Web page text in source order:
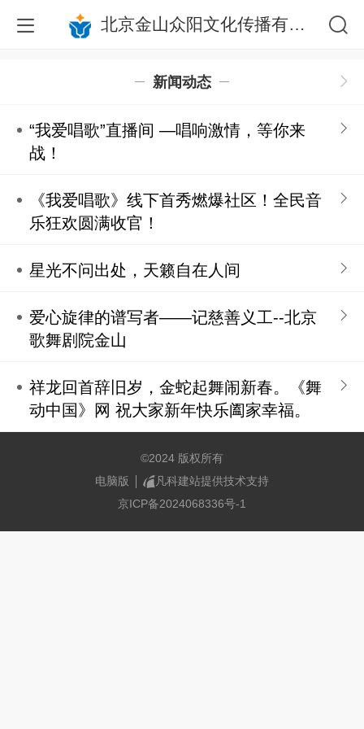
北京金山众阳文化传播有限公司
新闻动态
“我爱唱歌”直播间 —唱响激情，等你来
战！
《我爱唱歌》线下首秀燃爆社区！全民音
乐狂欢圆满收官！
星光不问出处，天籁自在人间
爱心旋律的谱写者——记慈善义工--北京
歌舞剧院金山
祥龙回首辞旧岁，金蛇起舞闹新春。《舞
动中国》网 祝大家新年快乐阖家幸福。
©2024 版权所有
电脑版
凡科建站提供技术支持
京ICP备2024068336号-1